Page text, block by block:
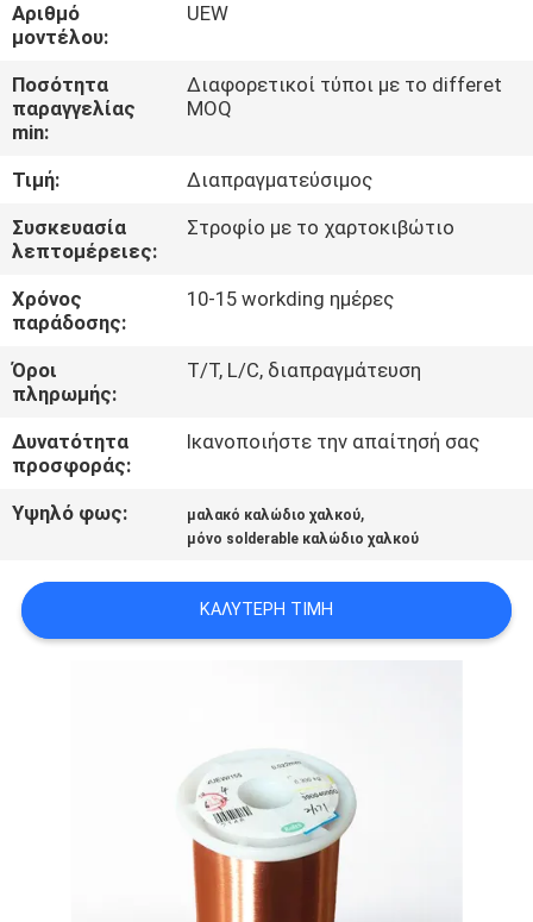
ΠΟΙΟΤΙΚΌΣ
ΈΛΕΓΧΟΣ
ΜΑΣ
ΕΛΆΤΕ
ΣΕ
ΕΠΑΦΉ
ΜΕ
ΕΙΔΉΣΕΙΣ
ΖΗΤΉΣΤΕ
ΈΝΑ
ΑΠΌΣΠΑΣΜΑ
SITEMAP
Αριθμό
μοντέλου:
UEW
Ποσότητα
παραγγελίας
min:
Διαφορετικοί τύποι με το differet
MOQ
Τιμή:
Διαπραγματεύσιμος
Συσκευασία
λεπτομέρειες:
Στροφίο με το χαρτοκιβώτιο
Χρόνος
παράδοσης:
10-15 workding ημέρες
Όροι
πληρωμής:
T/T, L/C, διαπραγμάτευση
Δυνατότητα
προσφοράς:
Ικανοποιήστε την απαίτησή σας
Υψηλό φως: μαλακό καλώδιο χαλκού,
μόνο solderable καλώδιο χαλκού
ΚΑΛΎΤΕΡΗ ΤΙΜΉ